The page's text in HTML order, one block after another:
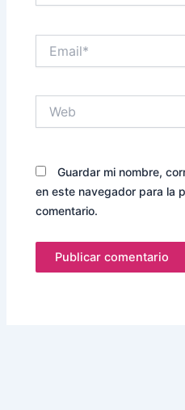
Guardar mi nombre,
en este navegador para la
comentario.